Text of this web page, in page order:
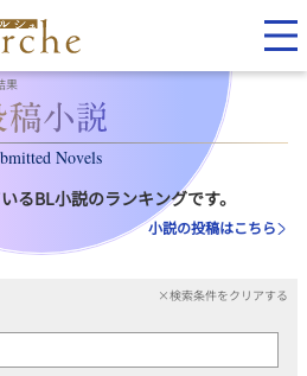
果
Novels
るBL小説のランキングです。
小説の投稿はこちら
×検索条件をクリアする